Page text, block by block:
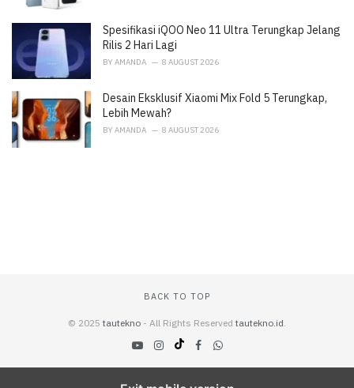
Spesifikasi iQOO Neo 11 Ultra Terungkap Jelang
Rilis 2 Hari Lagi
BY AMANDA 8 AUGUST 2026
Desain Eksklusif Xiaomi Mix Fold 5 Terungkap,
Lebih Mewah?
BY AMANDA 8 AUGUST 2026
BACK TO TOP
© 2025 tautekno - All Rights Reserved tautekno.id.